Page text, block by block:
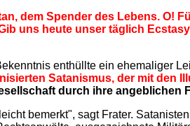
dem Spender des Lebens. O!
uns heute unser täglich
enthüllte ein ehemaliger
Satanismus, der mit den
durch ihre angeblichen
bemerkt", sagt Frater.